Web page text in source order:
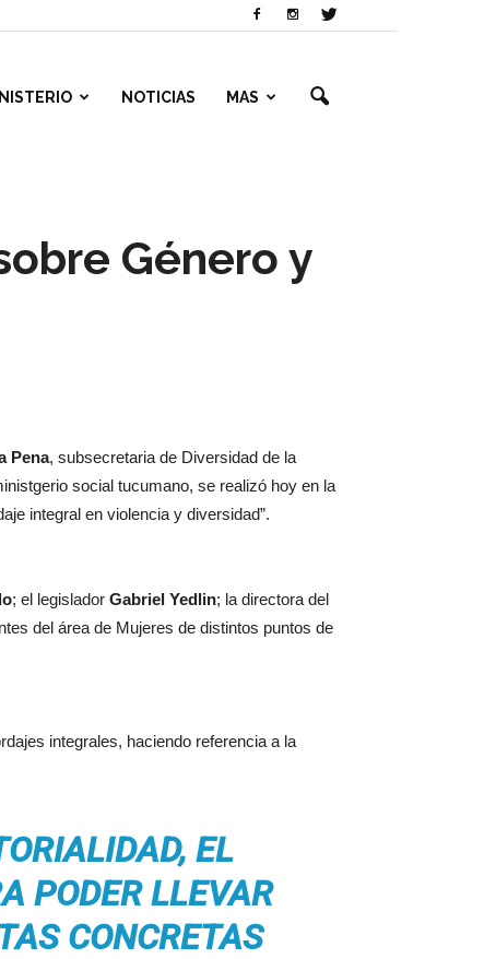
NOTICIAS MAS
Género y
Pena, subsecretaria de Diversidad de la
social tucumano, se realizó hoy en la
integral en violencia y diversidad”.
; el legislador Gabriel Yedlin; la directora del
del área de Mujeres de distintos puntos de
integrales, haciendo referencia a la
EL
PODER LLEVAR
CONCRETAS